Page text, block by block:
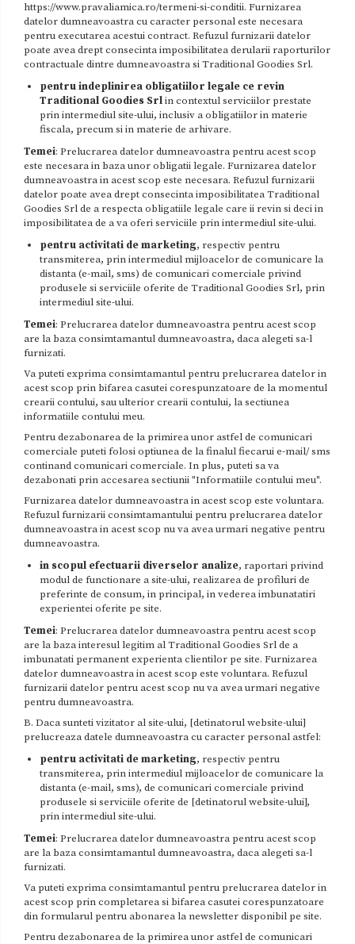
https://www.pravaliamica.ro/termeni-si-conditii. Furnizarea
datelor dumneavoastra cu caracter personal este necesara
pentru executarea acestui contract. Refuzul furnizarii datelor
poate avea drept consecinta imposibilitatea derularii raporturilor
contractuale dintre dumneavoastra si Traditional Goodies Srl.
pentru indeplinirea obligatiilor legale ce revin
Traditional Goodies Srlin contextul serviciilor prestate
prin intermediul site-ului, inclusiv a obligatiilor in materie
fiscala, precum si in materie de arhivare.
Temei: Prelucrarea datelor dumneavoastra pentru acest scop
este necesara in baza unor obligatii legale. Furnizarea datelor
dumneavoastra in acest scop este necesara. Refuzul furnizarii
datelor poate avea drept consecinta imposibilitatea Traditional
Goodies Srl de a respecta obligatiile legale care ii revin si deci in
imposibilitatea de a va oferi serviciile prin intermediul site-ului.
pentru activitati de marketing, respectiv pentru
transmiterea, prin intermediul mijloacelor de comunicare la
distanta (e-mail, sms) de comunicari comerciale privind
produsele si serviciile oferite de Traditional Goodies Srl, prin
intermediul site-ului.
Temei: Prelucrarea datelor dumneavoastra pentru acest scop
are la baza consimtamantul dumneavoastra, daca alegeti sa-l
furnizati.
Va puteti exprima consimtamantul pentru prelucrarea datelor in
acest scop prin bifarea casutei corespunzatoare de la momentul
crearii contului, sau ulterior crearii contului, la sectiunea
informatiile contului meu.
Pentru dezabonarea de la primirea unor astfel de comunicari
comerciale puteti folosi optiunea de la finalul fiecarui e-mail/ sms
continand comunicari comerciale. In plus, puteti sa va
dezabonati prin accesarea sectiunii "Informatiile contului meu".
Furnizarea datelor dumneavoastra in acest scop este voluntara.
Refuzul furnizarii consimtamantului pentru prelucrarea datelor
dumneavoastra in acest scop nu va avea urmari negative pentru
dumneavoastra.
in scopul efectuarii diverselor analize, raportari privind
modul de functionare a site-ului, realizarea de profiluri de
preferinte de consum, in principal, in vederea imbunatatiri
experientei oferite pe site.
Temei: Prelucrarea datelor dumneavoastra pentru acest scop
are la baza interesul legitim al Traditional Goodies Srl de a
imbunatati permanent experienta clientilor pe site. Furnizarea
datelor dumneavoastra in acest scop este voluntara. Refuzul
furnizarii datelor pentru acest scop nu va avea urmari negative
pentru dumneavoastra.
B. Daca sunteti vizitator al site-ului, [detinatorul website-ului]
prelucreaza datele dumneavoastra cu caracter personal astfel:
pentru activitati de marketing, respectiv pentru
transmiterea, prin intermediul mijloacelor de comunicare la
distanta (e-mail, sms), de comunicari comerciale privind
produsele si serviciile oferite de [detinatorul website-ului],
prin intermediul site-ului.
Temei: Prelucrarea datelor dumneavoastra pentru acest scop
are la baza consimtamantul dumneavoastra, daca alegeti sa-l
furnizati.
Va puteti exprima consimtamantul pentru prelucrarea datelor in
acest scop prin completarea si bifarea casutei corespunzatoare
din formularul pentru abonarea la newsletter disponibil pe site.
Pentru dezabonarea de la primirea unor astfel de comunicari